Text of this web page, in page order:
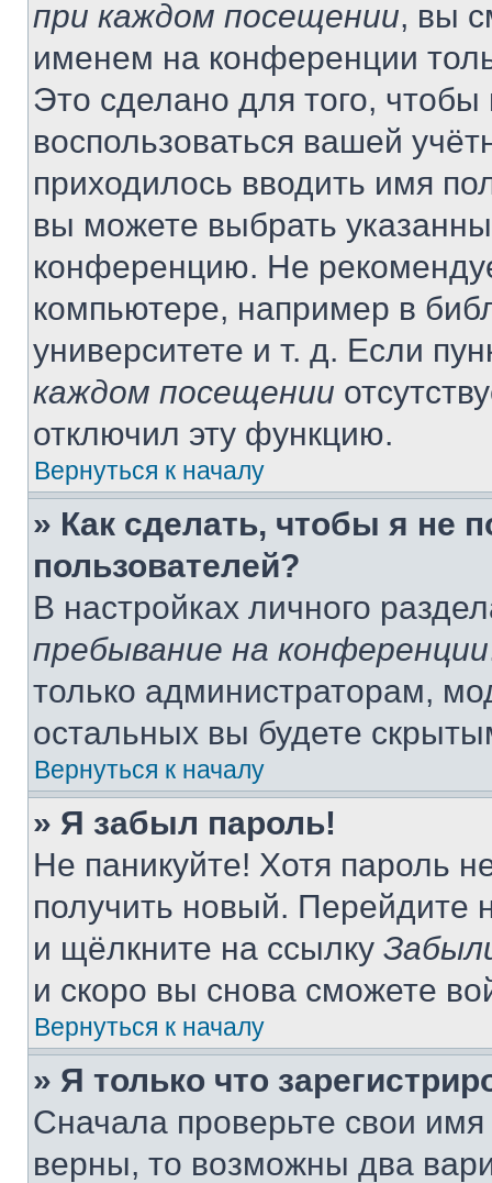
при каждом посещении, вы
именем на конференции
Это сделано для того, чтобы
воспользоваться вашей
приходилось вводить имя
вы можете выбрать
конференцию. Не
компьютере, например в
университете и т. д. Если
каждом посещении
отключил эту функцию.
Вернуться к началу
» Как сделать, чтобы я не
пользователей?
В настройках личного
пребывание на конференции
только администраторам,
остальных вы будете
Вернуться к началу
» Я забыл пароль!
Не паникуйте! Хотя пароль
получить новый. Перейдите
и щёлкните на ссылку
и скоро вы снова сможете
Вернуться к началу
» Я только что
Сначала проверьте свои
верны, то возможны два